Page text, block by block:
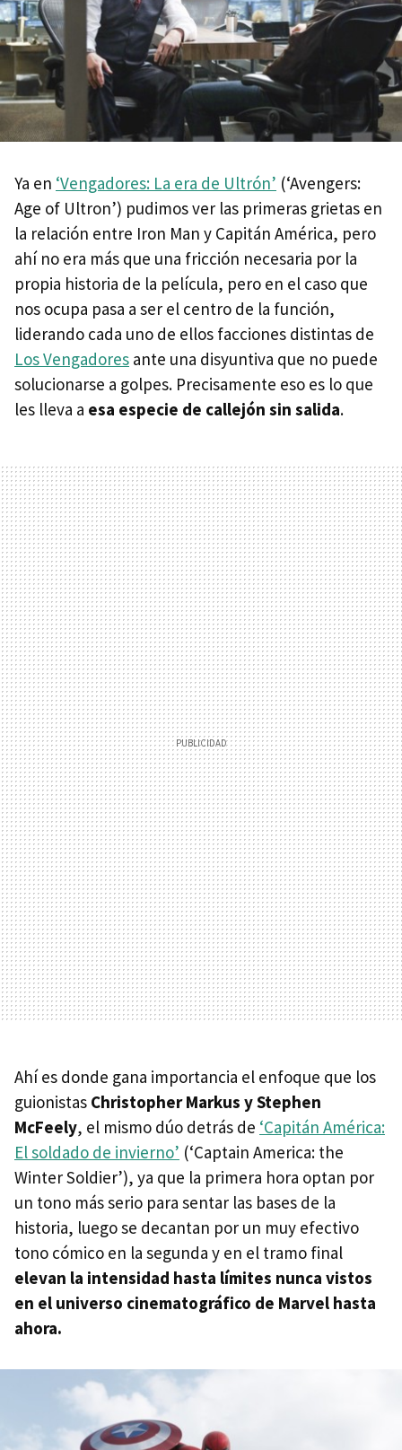
Ya en ‘Vengadores: La era de Ultrón’ (‘Avengers:
Age of Ultron’) pudimos ver las primeras grietas en
la relación entre Iron Man y Capitán América, pero
ahí no era más que una fricción necesaria por la
propia historia de la película, pero en el caso que
nos ocupa pasa a ser el centro de la función,
liderando cada uno de ellos facciones distintas de
Los Vengadores ante una disyuntiva que no puede
solucionarse a golpes. Precisamente eso es lo que
les lleva a esa especie de callejón sin salida.
Ahí es donde gana importancia el enfoque que los
guionistas Christopher Markus y Stephen
McFeely, el mismo dúo detrás de ‘Capitán América:
El soldado de invierno’ (‘Captain America: the
Winter Soldier’), ya que la primera hora optan por
un tono más serio para sentar las bases de la
historia, luego se decantan por un muy efectivo
tono cómico en la segunda y en el tramo final
elevan la intensidad hasta límites nunca vistos
en el universo cinematográfico de Marvel hasta
ahora.